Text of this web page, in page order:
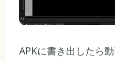
APKに書き出したら